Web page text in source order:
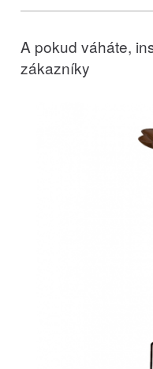
A pokud váháte,
zákazníky